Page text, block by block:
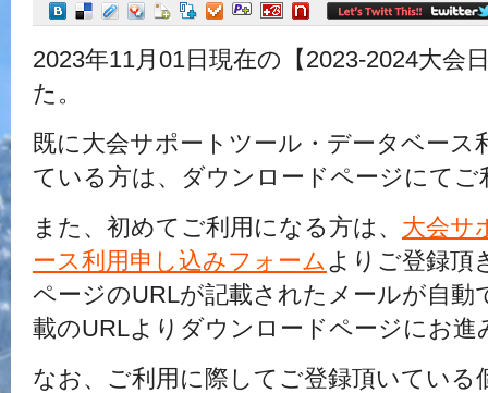
2023年11月01日現在の【2023-2024大会
た。
既に大会サポートツール・データベース
ている方は、ダウンロードページにてご
また、初めてご利用になる方は、 大会サ
ース利用申し込みフォームよりご登録頂
ページのURLが記載されたメールが自動
載のURLよりダウンロードページにお進
なお、ご利用に際してご登録頂いている